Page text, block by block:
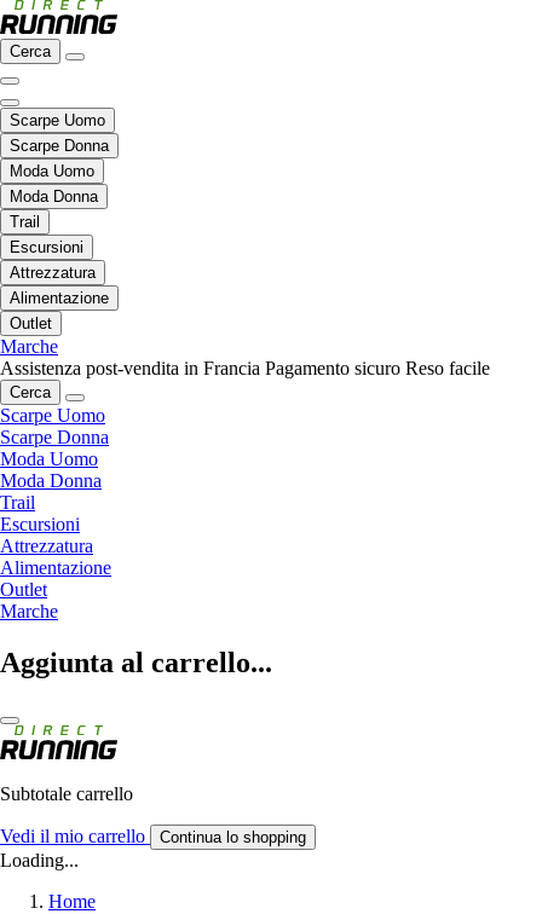
Cerca
Scarpe Uomo
Scarpe Donna
Moda Uomo
Moda Donna
Trail
Escursioni
Attrezzatura
Alimentazione
Outlet
Marche
Assistenza post-vendita in Francia Pagamento sicuro Reso facile
Cerca
Scarpe Uomo
Scarpe Donna
Moda Uomo
Moda Donna
Trail
Escursioni
Attrezzatura
Alimentazione
Outlet
Marche
Aggiunta al carrello...
Subtotale carrello
Vedi il mio carrello Continua lo shopping
Loading...
Home